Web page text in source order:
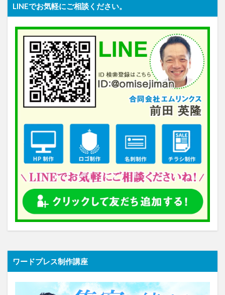
LINEでお気軽にご相談ください。
ワードプレス制作講座